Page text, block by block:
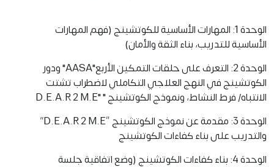
الوحدة 1: المهارات الأساسية للكوتشينج (فهم المهارات
الأساسية للتدريب، بناء الثقة والأمان)
الوحدة 2: التعرف على حلقات التمكين الأربع"AASA" ودور
الكوتشينج في النهج العلاجي التكاملي لاضطراب تشتت
الانتباه/ فرط النشاط، ونموذج الكوتشينج " "D.E.A.R 2 M.E
الوحدة 3: مقدمة عن نموذج الكوتشينج “D.E.A.R 2 M.E”
والتدريب على بناء كفاءات الكوتشينج
الوحدة 4: بناء كفاءات الكوتشينج (وضع اتفاقية جلسة